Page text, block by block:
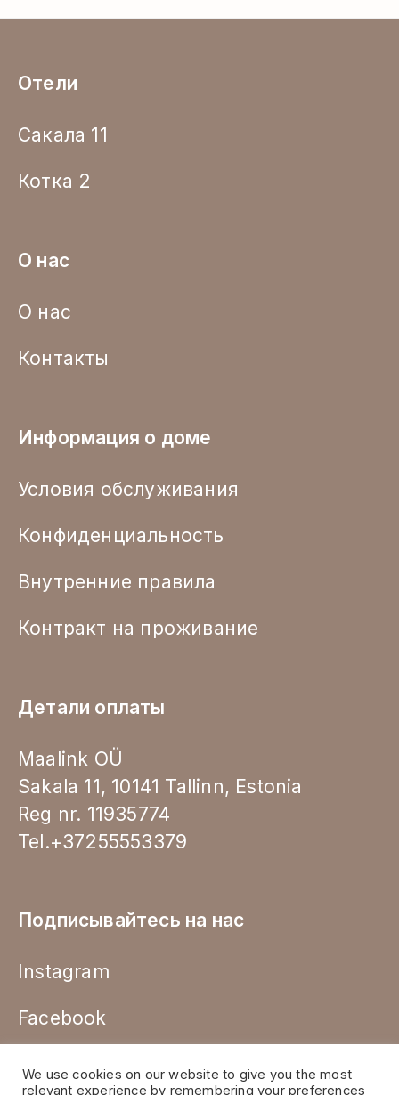
Отели
Сакала 11
Котка 2
О нас
О нас
Контакты
Информация о доме
Условия обслуживания
Конфиденциальность
Внутренние правила
Контракт на проживание
Детали оплаты
Maalink OÜ
Sakala 11, 10141 Tallinn, Estonia
Reg nr. 11935774
Tel.+37255553379
Подписывайтесь на нас
Instagram
Facebook
We use cookies on our website to give you the most
relevant experience by remembering your preferences